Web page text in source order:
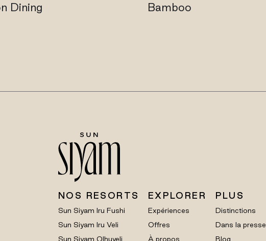
Dining Bamboo
NOS RESORTS
Sun Siyam Iru Fushi
Sun Siyam Iru Veli
Sun Siyam Olhuveli
EXPLORER
Expériences
Offres
À propos
PLUS
Distinctions
Dans la presse
Blog